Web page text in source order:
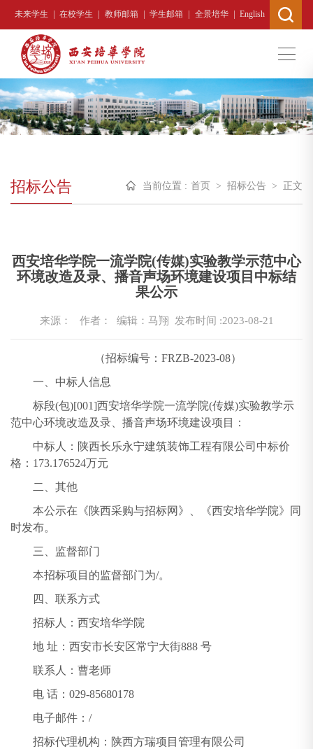
未来学生 | 在校学生 | 教师邮箱 | 学生邮箱 | 全景培华 | English
招标公告 当前位置 : 首页 > 招标公告 > 正文
西安培华学院一流学院(传媒)实验教学示范中心
环境改造及录、播音声场环境建设项目中标结
果公示
来源： 作者： 编辑：马翔 发布时间 :2023-08-21
（招标编号：FRZB-2023-08）
一、中标人信息
标段(包)[001]西安培华学院一流学院(传媒)实验教学示
范中心环境改造及录、播音声场环境建设项目：
中标人：陕西长乐永宁建筑装饰工程有限公司中标价
格：173.176524万元
二、其他
本公示在《陕西采购与招标网》、《西安培华学院》同
时发布。
三、监督部门
本招标项目的监督部门为/。
四、联系方式
招标人：西安培华学院
地 址：西安市长安区常宁大街888 号
联系人：曹老师
电 话：029-85680178
电子邮件：/
招标代理机构：陕西方瑞项目管理有限公司